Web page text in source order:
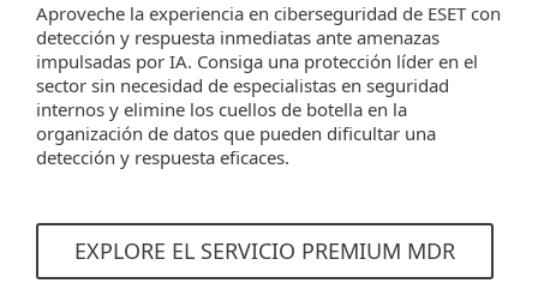
Aproveche la experiencia en ciberseguridad de ESET con
detección y respuesta inmediatas ante amenazas
impulsadas por IA. Consiga una protección líder en el
sector sin necesidad de especialistas en seguridad
internos y elimine los cuellos de botella en la
organización de datos que pueden dificultar una
detección y respuesta eficaces.
EXPLORE EL SERVICIO PREMIUM MDR